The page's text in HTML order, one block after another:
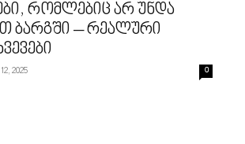
რომლებიც არ უნდა
ბარგში – რეალური
2025 0